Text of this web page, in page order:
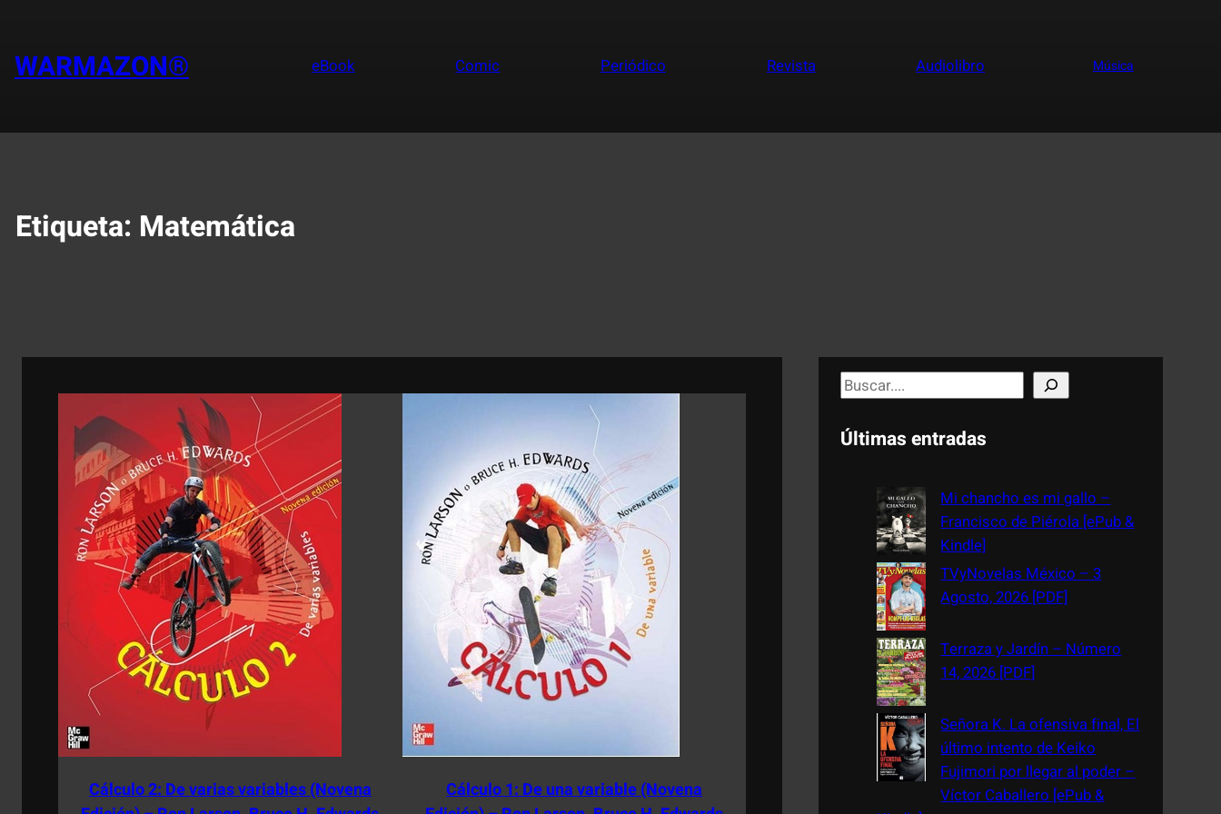
contenido
WARMAZON® eBook Comic Periódico Revista Audiolibro Música
Etiqueta: Matemática
Cálculo 2: De varias variables (Novena
Cálculo 1: De una variable (Novena
S
e
a
r
Últimas entradas
Mi chancho es mi gallo –
Francisco de Piérola [ePub &
Kindle]
TVyNovelas México – 3
Agosto, 2026 [PDF]
Terraza y Jardín – Número
14, 2026 [PDF]
Señora K. La ofensiva final, El
último intento de Keiko
Fujimori por llegar al poder –
Víctor Caballero [ePub &